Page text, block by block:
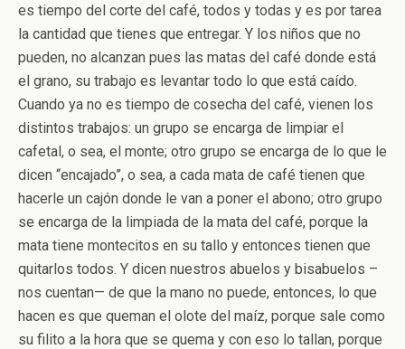
es tiempo del corte del café, todos y todas y es por tarea
la cantidad que tienes que entregar. Y los niños que no
pueden, no alcanzan pues las matas del café donde está
el grano, su trabajo es levantar todo lo que está caído.
Cuando ya no es tiempo de cosecha del café, vienen los
distintos trabajos: un grupo se encarga de limpiar el
cafetal, o sea, el monte; otro grupo se encarga de lo que le
dicen “encajado”, o sea, a cada mata de café tienen que
hacerle un cajón donde le van a poner el abono; otro grupo
se encarga de la limpiada de la mata del café, porque la
mata tiene montecitos en su tallo y entonces tienen que
quitarlos todos. Y dicen nuestros abuelos y bisabuelos –
nos cuentan— de que la mano no puede, entonces, lo que
hacen es que queman el olote del maíz, porque sale como
su filito a la hora que se quema y con eso lo tallan, porque